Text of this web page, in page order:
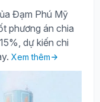
Đạm Phú Mỹ
phương án chia
dự kiến chi
Xem thêm